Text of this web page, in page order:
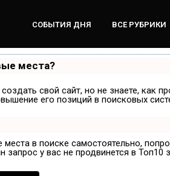
СОБЫТИЯ ДНЯ ВСЕ РУБРИКИ
места?
свой сайт, но не знаете, как
его позиций в поисковых
в поиске самостоятельно,
запрос у вас не продвинется в Топ10